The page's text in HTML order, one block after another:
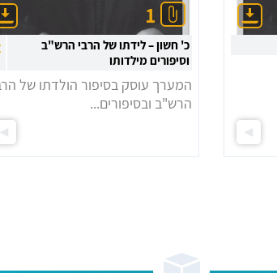
1
כ' חשון – לידתו של הרבי הרש"ב
וסיפורים מילדותו
המערך עוסק בסיפור הולדתו של
הרש"ב ובסיפורים...